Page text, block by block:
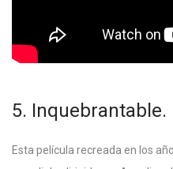
5. Inquebrantable.
Esta película recreada en los